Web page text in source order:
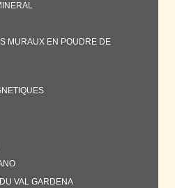
MURAUX EN POUDRE DE
VAL GARDENA